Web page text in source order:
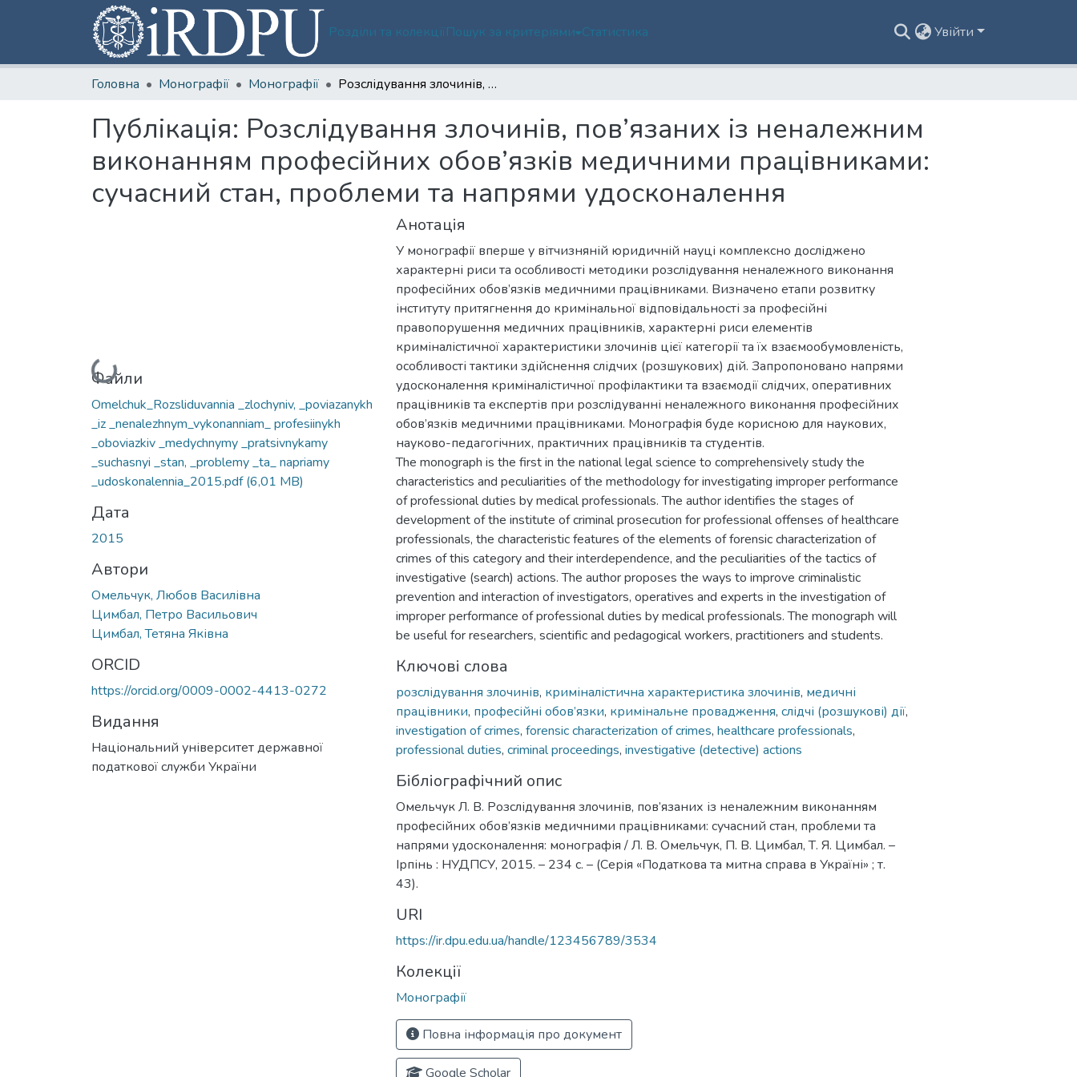
Розділи та колекціїПошук за критеріями Статистика Увійти
Головна Монографії Монографії Розслідування злочинів, пов’язаних із неналежним виконанням професійних обов’язків медичними працівниками: сучасний стан, проблеми та напрями удосконалення
Публікація: Розслідування злочинів, пов’язаних із неналежним
виконанням професійних обов’язків медичними працівниками:
сучасний стан, проблеми та напрями удосконалення
Вантажиться...
Файли
Omelchuk_Rozsliduvannia _zlochyniv, _poviazanykh
_iz _nenalezhnym_vykonanniam_ profesiinykh
_oboviazkiv _medychnymy _pratsivnykamy
_suchasnyi _stan, _problemy _ta_ napriamy
_udoskonalennia_2015.pdf(6,01 MB)
Дата
2015
Автори
Омельчук, Любов Василівна
Цимбал, Петро Васильович
Цимбал, Тетяна Яківна
ORCID
https://orcid.org/0009-0002-4413-0272
Видання
Національний університет державної
податкової служби України
Анотація
У монографії вперше у вітчизняній юридичній науці комплексно досліджено
характерні риси та особливості методики розслідування неналежного виконання
професійних обов’язків медичними працівниками. Визначено етапи розвитку
інституту притягнення до кримінальної відповідальності за професійні
правопорушення медичних працівників, характерні риси елементів
криміналістичної характеристики злочинів цієї категорії та їх взаємообумовленість,
особливості тактики здійснення слідчих (розшукових) дій. Запропоновано напрями
удосконалення криміналістичної профілактики та взаємодії слідчих, оперативних
працівників та експертів при розслідуванні неналежного виконання професійних
обов’язків медичними працівниками. Монографія буде корисною для наукових,
науково-педагогічних, практичних працівників та студентів.
The monograph is the first in the national legal science to comprehensively study the
characteristics and peculiarities of the methodology for investigating improper performance
of professional duties by medical professionals. The author identifies the stages of
development of the institute of criminal prosecution for professional offenses of healthcare
professionals, the characteristic features of the elements of forensic characterization of
crimes of this category and their interdependence, and the peculiarities of the tactics of
investigative (search) actions. The author proposes the ways to improve criminalistic
prevention and interaction of investigators, operatives and experts in the investigation of
improper performance of professional duties by medical professionals. The monograph will
be useful for researchers, scientific and pedagogical workers, practitioners and students.
Ключові слова
розслідування злочинів, криміналістична характеристика злочинів, медичні
працівники, професійні обов’язки, кримінальне провадження, слідчі (розшукові) дії,
investigation of crimes, forensic characterization of crimes, healthcare professionals,
professional duties, criminal proceedings, investigative (detective) actions
Бібліографічний опис
Омельчук Л. В. Розслідування злочинів, пов’язаних із неналежним виконанням
професійних обов’язків медичними працівниками: сучасний стан, проблеми та
напрями удосконалення: монографія / Л. В. Омельчук, П. В. Цимбал, Т. Я. Цимбал. –
Ірпінь : НУДПСУ, 2015. – 234 с. – (Серія «Податкова та митна справа в Україні» ; т.
43).
URI
https://ir.dpu.edu.ua/handle/123456789/3534
Колекції
Монографії
Повна інформація про документ
Google Scholar